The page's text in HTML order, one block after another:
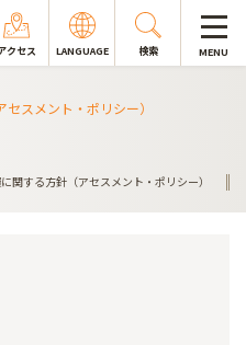
クセス LANGUAGE 検索 MENU
スメント・ポリシー）
関する方針（アセスメント・ポリシー）